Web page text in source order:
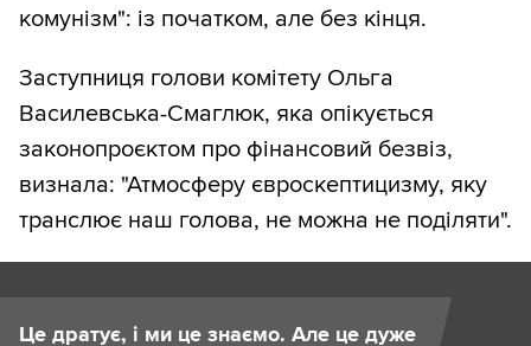
комунізм": із початком, але без кінця.
Заступниця голови комітету Ольга
Василевська-Смаглюк, яка опікується
законопроєктом про фінансовий безвіз,
визнала: "Атмосферу євроскептицизму, яку
транслює наш голова, не можна не поділяти".
Це дратує, і ми це знаємо. Але це дуже